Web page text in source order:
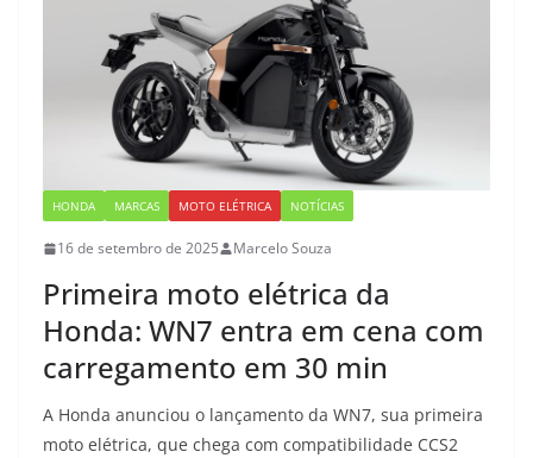
HONDA MARCAS MOTO ELÉTRICA NOTÍCIAS
16 de setembro de 2025 Marcelo Souza
Primeira moto elétrica da
Honda: WN7 entra em cena com
carregamento em 30 min
A Honda anunciou o lançamento da WN7, sua primeira
moto elétrica, que chega com compatibilidade CCS2